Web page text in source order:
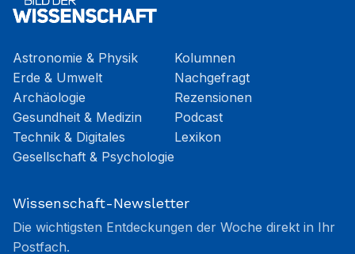
Astronomie & Physik
Erde & Umwelt
Archäologie
Gesundheit & Medizin
Technik & Digitales
Gesellschaft & Psychologie
Kolumnen
Nachgefragt
Rezensionen
Podcast
Lexikon
Wissenschaft-Newsletter
Die wichtigsten Entdeckungen der Woche direkt in Ihr
Postfach.